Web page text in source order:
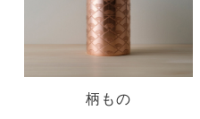
柄もの